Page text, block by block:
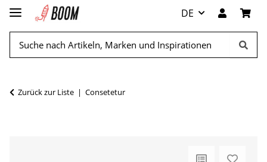
DE
Zurück zur Liste Consetetur